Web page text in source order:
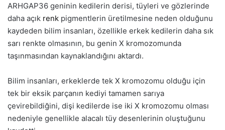
ARHGAP36 geninin kedilerin derisi, tüyleri ve gözlerinde
daha açık renk pigmentlerin üretilmesine neden olduğunu
kaydeden bilim insanları, özellikle erkek kedilerin daha sık
sarı renkte olmasının, bu genin X kromozomunda
taşınmasından kaynaklandığını aktardı.
Bilim insanları, erkeklerde tek X kromozomu olduğu için
tek bir eksik parçanın kediyi tamamen sarıya
çevirebildiğini, dişi kedilerde ise iki X kromozomu olması
nedeniyle genellikle alacalı tüy desenlerinin oluştuğunu